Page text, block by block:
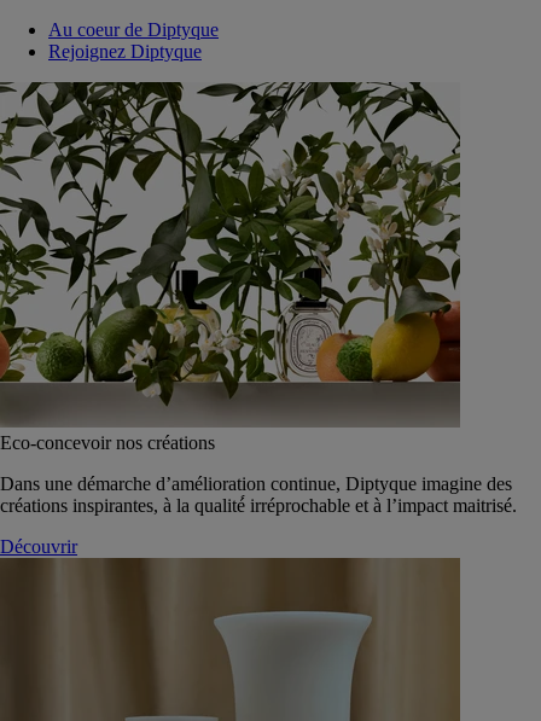
Au coeur de Diptyque
Rejoignez Diptyque
Eco-concevoir nos créations
Dans une démarche d’amélioration continue, Diptyque imagine des
créations inspirantes, à la qualité́ irréprochable et à l’impact maitrisé.
Découvrir